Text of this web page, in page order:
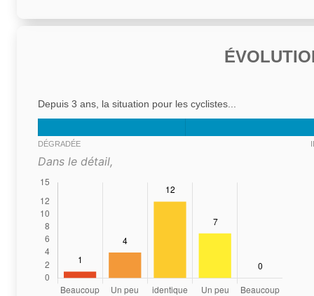
Depuis 3 ans, la situation pour les cyclistes...
DÉGRADÉE
Dans le détail,